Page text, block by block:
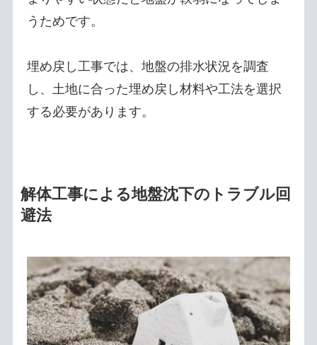
うためです。
埋め戻し工事では、地盤の排水状況を調査
し、土地に合った埋め戻し材料や工法を選択
する必要があります。
解体工事による地盤沈下のトラブル回
避法